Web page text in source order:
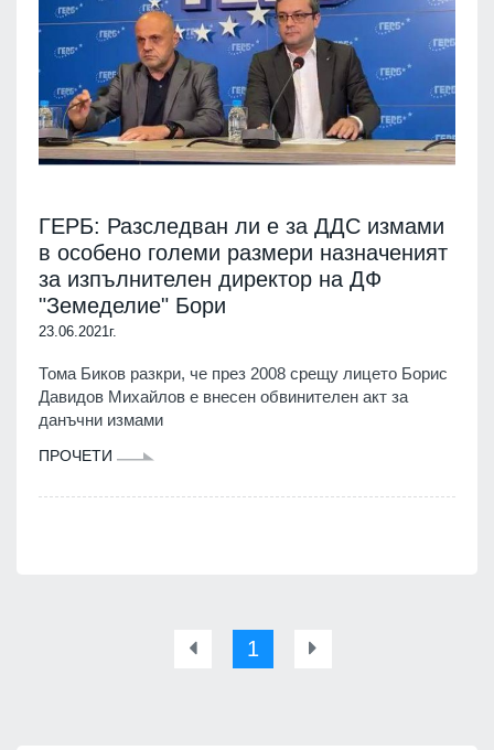
ГЕРБ: Разследван ли е за ДДС измами
в особено големи размери назначеният
за изпълнителен директор на ДФ
"Земеделие" Бори
23.06.2021г.
Тома Биков разкри, че през 2008 срещу лицето Борис
Давидов Михайлов е внесен обвинителен акт за
данъчни измами
ПРОЧЕТИ
1